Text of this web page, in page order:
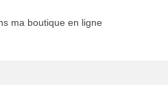
ma boutique en ligne